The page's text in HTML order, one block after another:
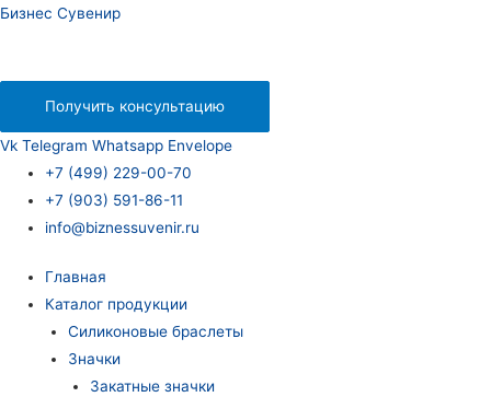
Бизнес Сувенир
Получить консультацию
Vk Telegram Whatsapp Envelope
+7 (499) 229-00-70
+7 (903) 591-86-11
info@biznessuvenir.ru
Главная
Каталог продукции
Силиконовые браслеты
Значки
Закатные значки